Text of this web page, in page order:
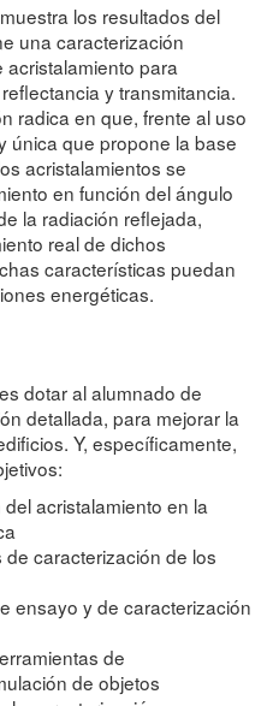
los resultados del
una caracterización
para
y transmitancia.
radica en que, frente al uso
única que propone la base
acristalamientos se
en función del ángulo
la radiación reflejada,
real de dichos
características puedan
energéticas.
dotar al alumnado de
detallada, para mejorar la
Y, específicamente,
:
acristalamiento en la
caracterización de los
ensayo y de caracterización
de
de objetos